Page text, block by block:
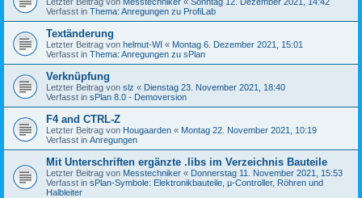
Verfasst in Thema: Anregungen zu ProfiLab
Textänderung
Letzter Beitrag von helmut-WI « Montag 6. Dezember 2021, 15:01
Verfasst in Thema: Anregungen zu sPlan
Verknüpfung
Letzter Beitrag von slz « Dienstag 23. November 2021, 18:40
Verfasst in sPlan 8.0 - Demoversion
F4 and CTRL-Z
Letzter Beitrag von Hougaarden « Montag 22. November 2021, 10:19
Verfasst in Anregungen
Mit Unterschriften ergänzte .libs im Verzeichnis Bauteile
Letzter Beitrag von Messtechniker « Donnerstag 11. November 2021, 15:53
Verfasst in sPlan-Symbole: Elektronikbauteile, µ-Controller, Röhren und
Halbleiter